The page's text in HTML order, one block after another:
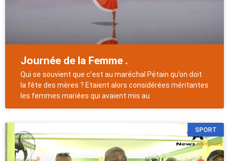
Journée de la Femme .
Qui se souvient que c’est au maréchal Pétain qu’on doit
la fête des mères ? Etaient alors considérées méritantes
les femmes mariées qui avaient mis au
SPORT